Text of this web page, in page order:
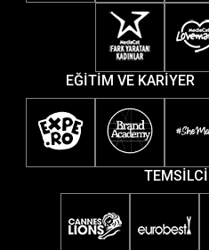
EĞİTİM VE KARİYER